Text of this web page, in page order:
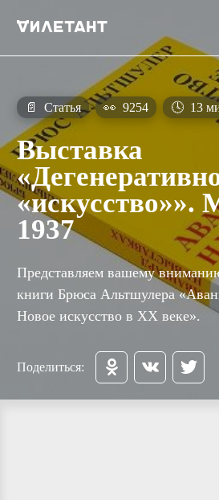
📄 Статья 👀 9254 🕓 13
Выставка
«искусство»».
1937
Представляем вашему
книги Брюса Альтшулера
Новое искусство в ХХ веке».
Поделиться: